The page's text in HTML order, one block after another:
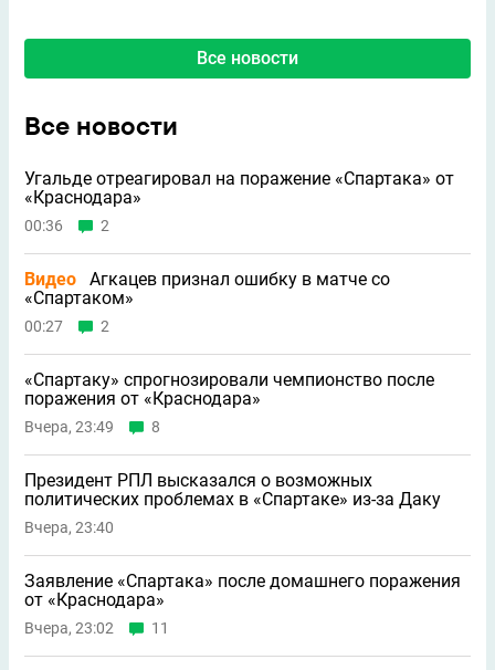
Все новости
Все новости
Угальде отреагировал на поражение «Спартака» от
«Краснодара»
00:36 2
Видео
Агкацев признал ошибку в матче со
«Спартаком»
00:27 2
«Спартаку» спрогнозировали чемпионство после
поражения от «Краснодара»
Вчера, 23:49 8
Президент РПЛ высказался о возможных
политических проблемах в «Спартаке» из-за Даку
Вчера, 23:40
Заявление «Спартака» после домашнего поражения
от «Краснодара»
Вчера, 23:02 11